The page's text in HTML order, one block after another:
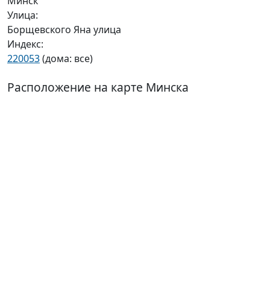
Улица:
Борщевского Яна улица
Индекс:
220053(дома: все)
Расположение на карте Минска